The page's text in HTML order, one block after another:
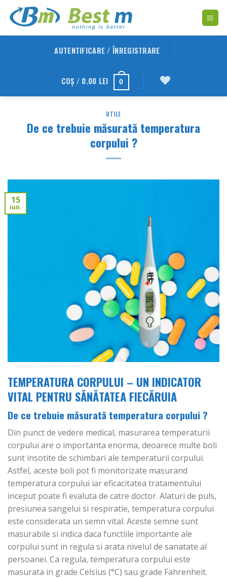
AUTENTIFICARE / ÎNREGISTRARE
COȘ / 0.00 LEI 0
UTILE
De ce trebuie măsurată temperatura
corpului ?
15
iun.
TEMPERATURA CORPULUI – UN INDICATOR
VITAL PENTRU SĂNĂTATEA FIECĂRUIA
De ce trebuie măsurată temperatura corpului ?
Din punct de vedere medical, masurarea temperaturii
corpului are o importanta enorma, deoarece multe boli
sunt insotite de schimbari ale temperaturii corpului.
Astfel, aceste boli pot fi monitorizate masurand
temperatura corpului iar eficacitatea tratamentului
inceput poate fi evaluta de catre doctor. Alaturi de puls,
presiunea sangelui si respiratie, temperatura corpului
este considerata un semn vital. Aceste semne sunt
masurabile si indica daca functiile importante ale
corpului sunt in regula si arata nivelul de sanatate al
persoanei. Ca regula, temperatura corpului este
masurata in grade Celsius (°C) sau grade Fahrenheit.